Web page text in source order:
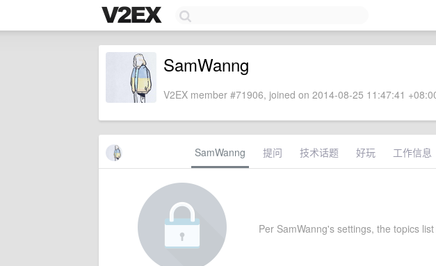
SamWanng
V2EX member #71906, joined on 2014-08-25 11:47:41
SamWanng 提问 技术话题 好玩 工作信息
Per SamWanng's settings, the topics